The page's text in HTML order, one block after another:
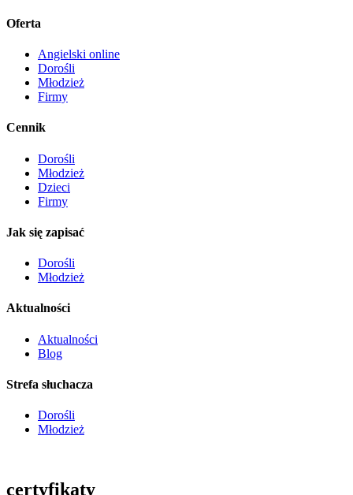
Oferta
Angielski online
Dorośli
Młodzież
Firmy
Cennik
Dorośli
Młodzież
Dzieci
Firmy
Jak się zapisać
Dorośli
Młodzież
Aktualności
Aktualności
Blog
Strefa słuchacza
Dorośli
Młodzież
certyfikaty